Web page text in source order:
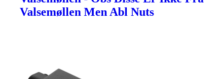
Valsemøllen Men Abl Nuts